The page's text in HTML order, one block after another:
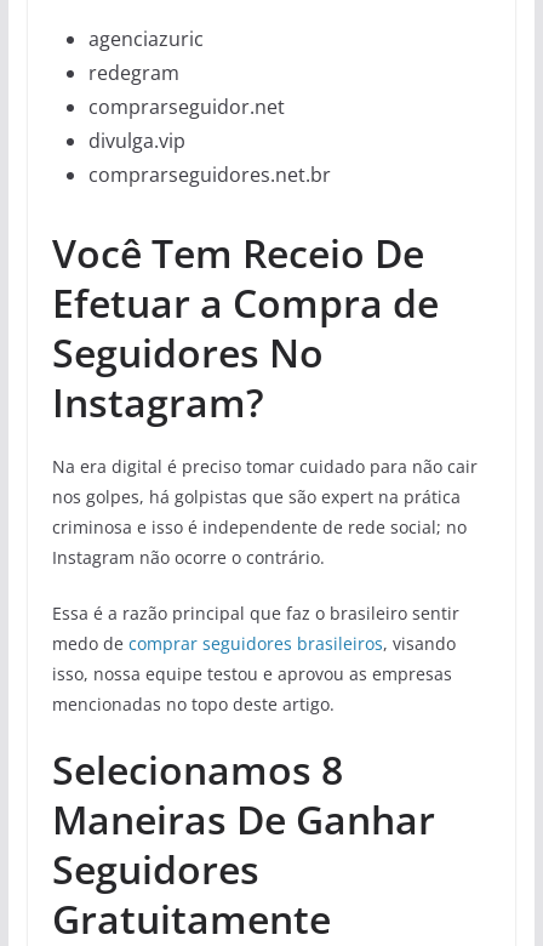
agenciazuric
redegram
comprarseguidor.net
divulga.vip
comprarseguidores.net.br
Você Tem Receio De
Efetuar a Compra de
Seguidores No
Instagram?
Na era digital é preciso tomar cuidado para não cair
nos golpes, há golpistas que são expert na prática
criminosa e isso é independente de rede social; no
Instagram não ocorre o contrário.
Essa é a razão principal que faz o brasileiro sentir
medo de comprar seguidores brasileiros, visando
isso, nossa equipe testou e aprovou as empresas
mencionadas no topo deste artigo.
Selecionamos 8
Maneiras De Ganhar
Seguidores
Gratuitamente